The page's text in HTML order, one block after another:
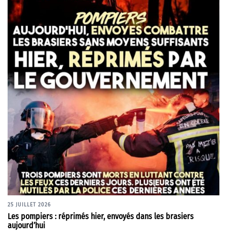
25 JUILLET 2026
Les pompiers : réprimés hier, envoyés dans les brasiers
aujourd’hui